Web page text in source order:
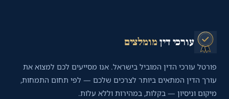
עורכי דיןמומלצים
פורטל עורכי הדין המוביל בישראל. אנו מסייעים לכם למצוא את
עורך הדין המתאים ביותר לצרכים שלכם — לפי תחום התמחות,
מיקום וניסיון — בקלות, במהירות וללא עלות.